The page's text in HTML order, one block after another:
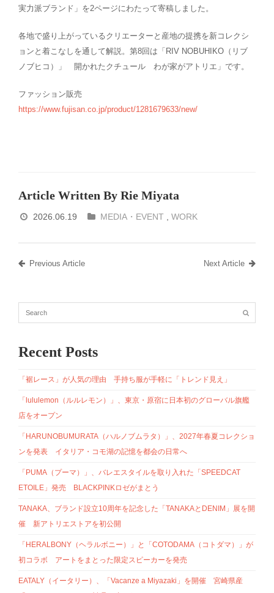
実力派ブランド」を2ページにわたって寄稿しました。
各地で盛り上がっているクリエーターと産地の提携を新コレクシ
ョンと着こなしを通して解説。第8回は「RIV NOBUHIKO（リブ
ノブヒコ）」 開かれたクチュール わが家がアトリエ」です。
ファッション販売
https://www.fujisan.co.jp/product/1281679633/new/
Article Written By Rie Miyata
2026.06.19 MEDIA・EVENT WORK
Previous Article Next Article
Recent Posts
「裾レース」が人気の理由 手持ち服が手軽に「トレンド見え」
「lululemon（ルルレモン）」、東京・原宿に日本初のグローバル旗艦
店をオープン
「HARUNOBUMURATA（ハルノブムラタ）」、2027年春夏コレクショ
ンを発表 イタリア・コモ湖の記憶を都会の日常へ
「PUMA（プーマ）」、バレエスタイルを取り入れた「SPEEDCAT
ETOILE」発売 BLACKPINKロゼがまとう
TANAKA、ブランド設立10周年を記念した「TANAKAとDENIM」展を開
催 新アトリエストアを初公開
「HERALBONY（ヘラルボニー）」と「COTODAMA（コトダマ）」が
初コラボ アートをまとった限定スピーカーを発売
EATALY（イータリー）、「Vacanze a Miyazaki」を開催 宮崎県産